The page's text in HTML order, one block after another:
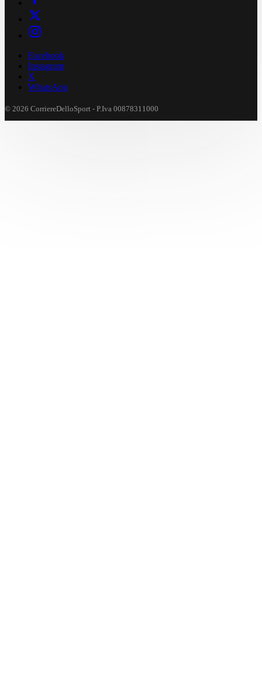
Facebook
Instagram
X
WhatsApp
© 2026 CorriereDelloSport - P.Iva 00878311000